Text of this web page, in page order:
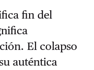
fin del
El colapso
auténtica